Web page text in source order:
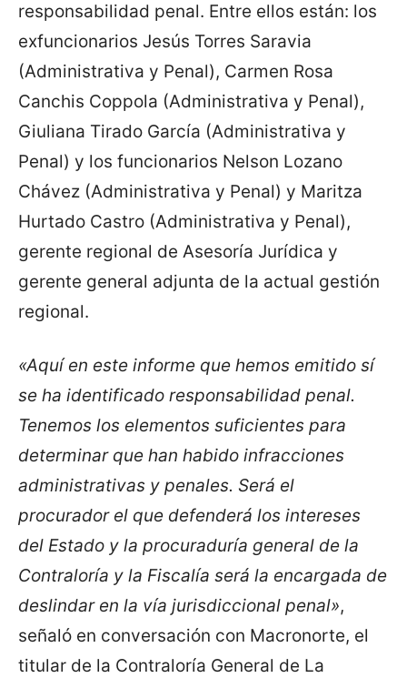
responsabilidad penal. Entre ellos están: los
exfuncionarios Jesús Torres Saravia
(Administrativa y Penal), Carmen Rosa
Canchis Coppola (Administrativa y Penal),
Giuliana Tirado García (Administrativa y
Penal) y los funcionarios Nelson Lozano
Chávez (Administrativa y Penal) y Maritza
Hurtado Castro (Administrativa y Penal),
gerente regional de Asesoría Jurídica y
gerente general adjunta de la actual gestión
regional.
«Aquí en este informe que hemos emitido sí
se ha identificado responsabilidad penal.
Tenemos los elementos suficientes para
determinar que han habido infracciones
administrativas y penales. Será el
procurador el que defenderá los intereses
del Estado y la procuraduría general de la
Contraloría y la Fiscalía será la encargada de
deslindar en la vía jurisdiccional penal»,
señaló en conversación con Macronorte, el
titular de la Contraloría General de La